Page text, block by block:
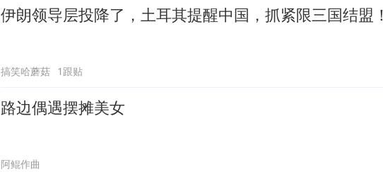
伊朗领导层投降了，土耳其提醒中国，抓紧限三国结盟！
搞笑哈蘑菇 1跟贴
路边偶遇摆摊美女
阿鲲作曲